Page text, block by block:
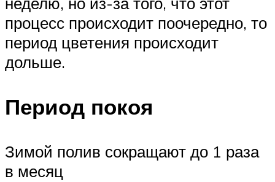
процесс происходит поочередно, то
период цветения происходит
дольше.
Период покоя
Зимой полив сокращают до 1 раза
в месяц